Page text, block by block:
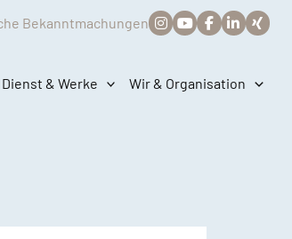
Bekanntmachungen
Dienst & Werke Wir & Organisation